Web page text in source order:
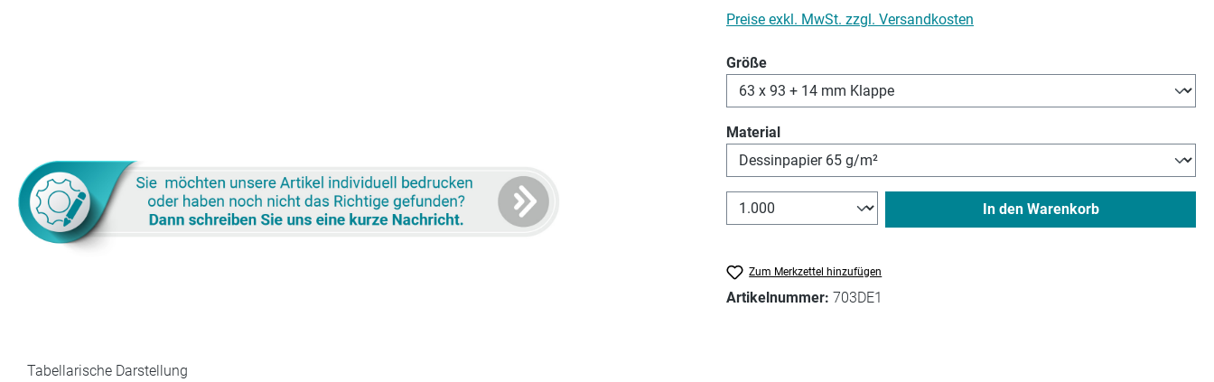
Preise exkl. MwSt. zzgl. Versandkosten
Größeauswählen
Materialauswählen
In den Warenkorb
Zum Merkzettel hinzufügen
Artikelnummer: 703DE1
Tabellarische Darstellung